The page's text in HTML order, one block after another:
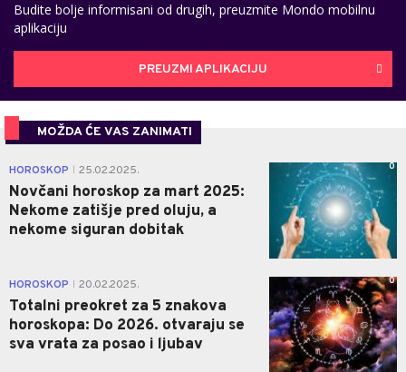
Budite bolje informisani od drugih, preuzmite Mondo mobilnu
aplikaciju
PREUZMI APLIKACIJU
MOŽDA ĆE VAS ZANIMATI
HOROSKOP 25.02.2025.
Novčani horoskop za mart 2025:
Nekome zatišje pred oluju, a
nekome siguran dobitak
0
HOROSKOP 20.02.2025.
Totalni preokret za 5 znakova
horoskopa: Do 2026. otvaraju se
sva vrata za posao i ljubav
0